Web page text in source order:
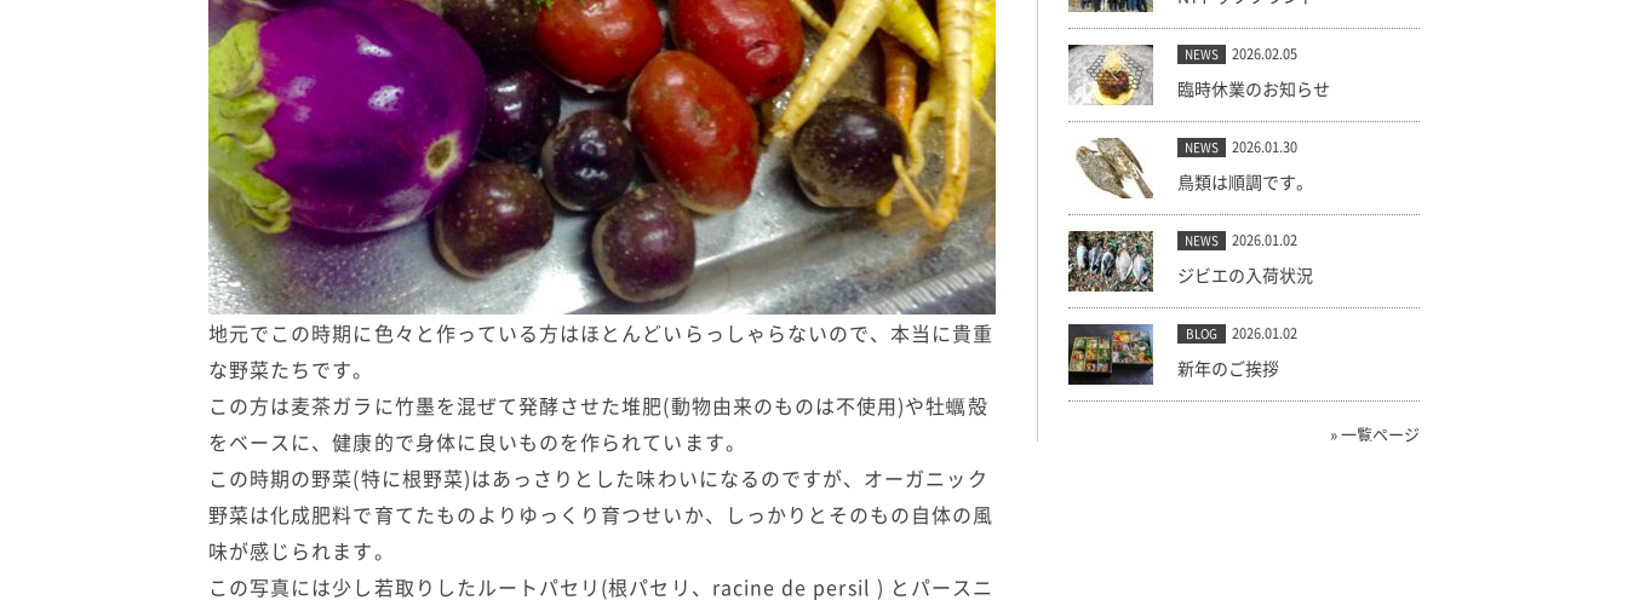
地元でこの時期に色々と作っている方はほとんどいらっしゃらないので、本当に貴重
な野菜たちです。
この方は麦茶ガラに竹墨を混ぜて発酵させた堆肥(動物由来のものは不使用)や牡蠣殻
をベースに、健康的で身体に良いものを作られています。
この時期の野菜(特に根野菜)はあっさりとした味わいになるのですが、オーガニック
野菜は化成肥料で育てたものよりゆっくり育つせいか、しっかりとそのもの自体の風
味が感じられます。
この写真には少し若取りしたルートパセリ(根パセリ、racine de persil ) とパースニ
NEWS 2026.02.05
臨時休業のお知らせ
NEWS 2026.01.30
鳥類は順調です。
NEWS 2026.01.02
ジビエの入荷状況
BLOG 2026.01.02
新年のご挨拶
» 一覧ページ